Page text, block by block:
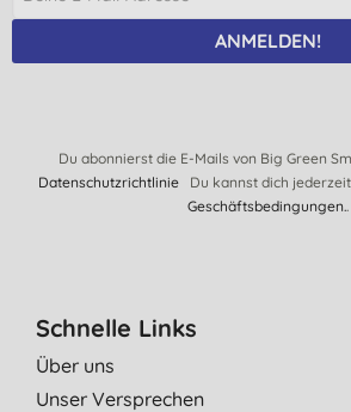
ANMELDEN!
Du abonnierst die E-Mails von Big Green
DatenschutzrichtlinieDu kannst dich jederzeit
Geschäftsbedingungen..
Schnelle Links
Über uns
Unser Versprechen